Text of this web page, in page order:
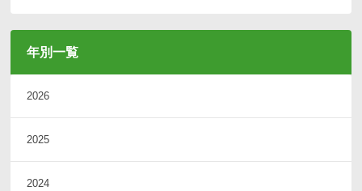
年別一覧
2026
2025
2024